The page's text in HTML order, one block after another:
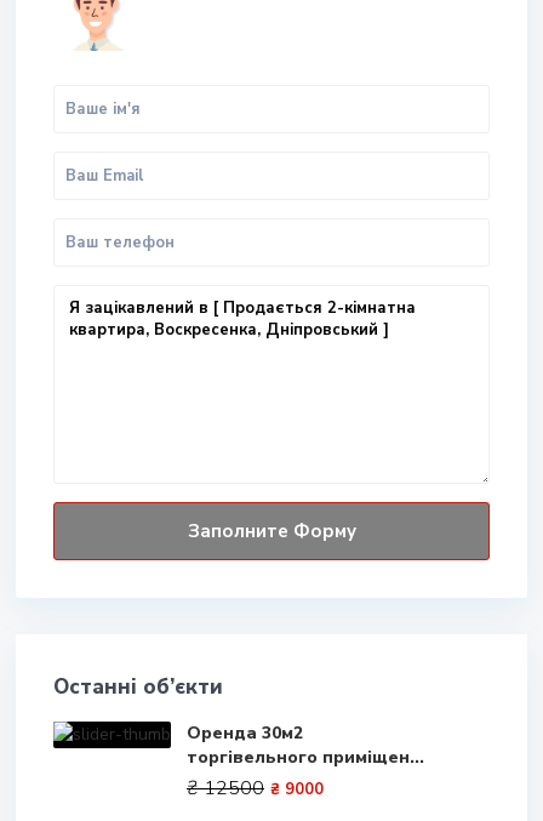
Останні об’єкти
Оренда 30м2
торгівельного приміщен...
₴ 12500 ₴ 9000